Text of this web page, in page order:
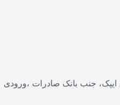
ایپک، جنب بانک صادرات ،ورودی